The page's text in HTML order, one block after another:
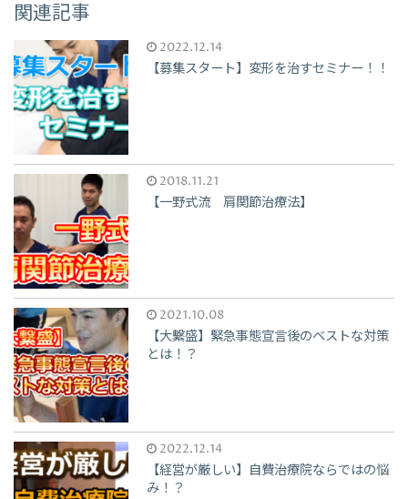
関連記事
2022.12.14
【募集スタート】変形を治すセミナー！！
2018.11.21
【一野式流 肩関節治療法】
2021.10.08
【大繫盛】緊急事態宣言後のベストな対策
とは！？
2022.12.14
【経営が厳しい】自費治療院ならではの悩
み！？